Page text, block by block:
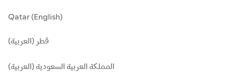
Qatar (English)
قطر (العربية)
المملكة العربية السعودية (العربية)